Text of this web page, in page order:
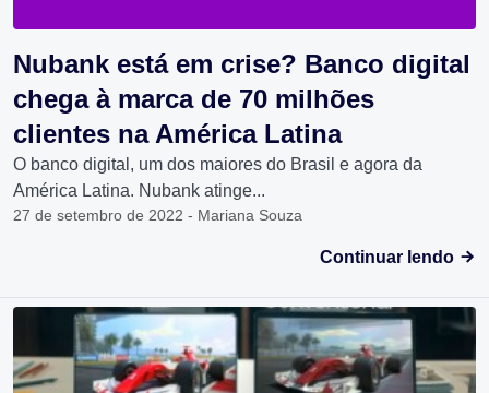
Nubank está em crise? Banco digital
chega à marca de 70 milhões
clientes na América Latina
O banco digital, um dos maiores do Brasil e agora da
América Latina. Nubank atinge...
27 de setembro de 2022 - Mariana Souza
Continuar lendo